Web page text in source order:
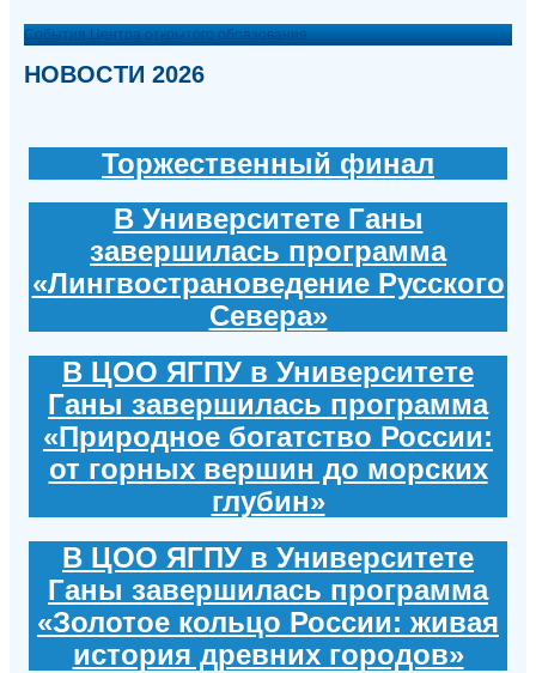
События Центра открытого образования
НОВОСТИ 2026
Торжественный финал
В Университете Ганы
завершилась программа
«Лингвострановедение Русского
Севера»
В ЦОО ЯГПУ в Университете
Ганы завершилась программа
«Природное богатство России:
от горных вершин до морских
глубин»
В ЦОО ЯГПУ в Университете
Ганы завершилась программа
«Золотое кольцо России: живая
история древних городов»